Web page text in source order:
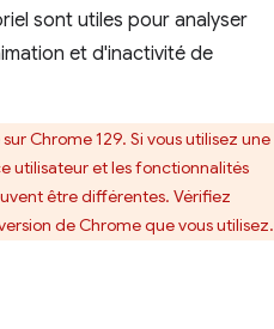
sont utiles pour analyser
et d'inactivité de
Chrome 129. Si vous utilisez une
utilisateur et les fonctionnalités
être différentes. Vérifiez
de Chrome que vous utilisez.